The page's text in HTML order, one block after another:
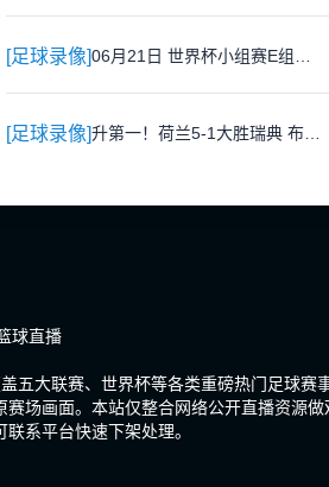
[足球录像]
[足球录像]
球直播
五大联赛、世界杯等各类重磅热门足球赛
场画面。本站仅整合网络公开直播资源做
系平台快速下架处理。